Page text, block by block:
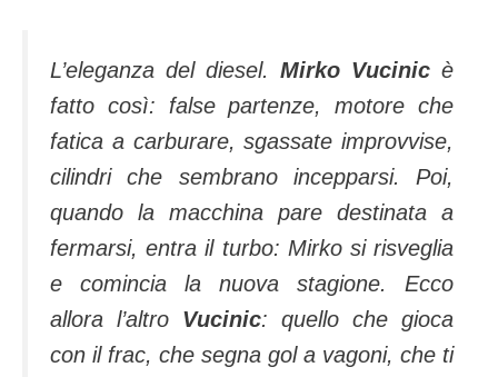
L’eleganza del diesel. Mirko Vucinic è
fatto così: false partenze, motore che
fatica a carburare, sgassate improvvise,
cilindri che sembrano incepparsi. Poi,
quando la macchina pare destinata a
fermarsi, entra il turbo: Mirko si risveglia
e comincia la nuova stagione. Ecco
allora l’altro Vucinic: quello che gioca
con il frac, che segna gol a vagoni, che ti